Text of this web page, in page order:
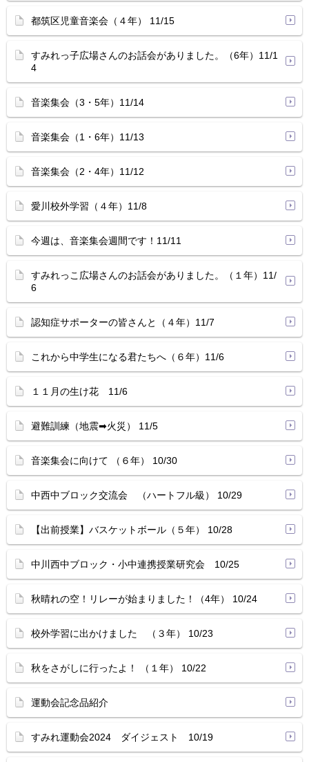
都筑区児童音楽会（４年） 11/15
すみれっ子広場さんのお話会がありました。（6年）11/1
4
音楽集会（3・5年）11/14
音楽集会（1・6年）11/13
音楽集会（2・4年）11/12
愛川校外学習（４年）11/8
今週は、音楽集会週間です！11/11
すみれっこ広場さんのお話会がありました。（１年）11/
6
認知症サポーターの皆さんと（４年）11/7
これから中学生になる君たちへ（６年）11/6
１１月の生け花 11/6
避難訓練（地震➡火災） 11/5
音楽集会に向けて （６年） 10/30
中西中ブロック交流会 （ハートフル級） 10/29
【出前授業】バスケットボール（５年） 10/28
中川西中ブロック・小中連携授業研究会 10/25
秋晴れの空！リレーが始まりました！（4年） 10/24
校外学習に出かけました （３年） 10/23
秋をさがしに行ったよ！ （１年） 10/22
運動会記念品紹介
すみれ運動会2024 ダイジェスト 10/19